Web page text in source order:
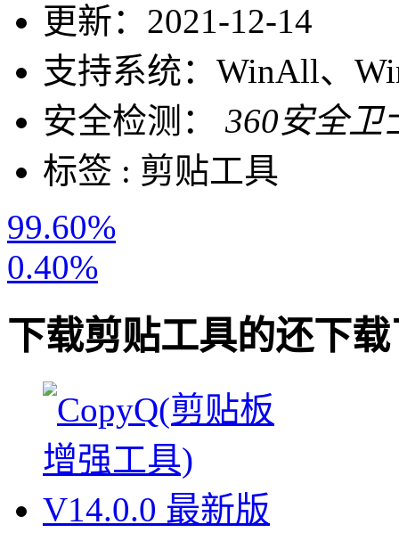
更新： 2021-12-14
支持系统： WinAll、
安全检测：
360安全卫
标签 : 剪贴工具
99.60%
0.40%
下载剪贴工具的还下